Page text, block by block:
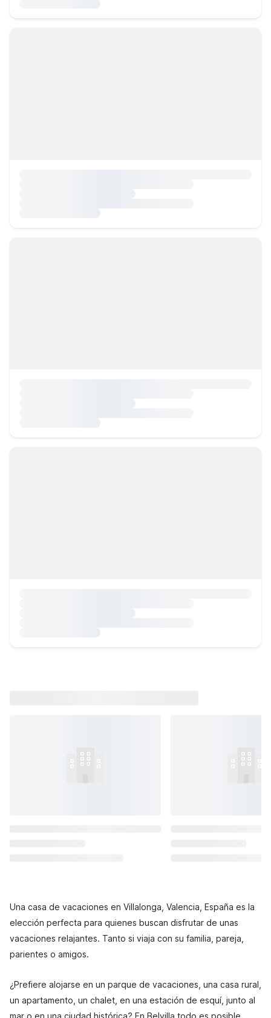
Una casa de vacaciones en Villalonga, Valencia, España es la
elección perfecta para quienes buscan disfrutar de unas
vacaciones relajantes. Tanto si viaja con su familia, pareja,
parientes o amigos.
¿Prefiere alojarse en un parque de vacaciones, una casa rural,
un apartamento, un chalet, en una estación de esquí, junto al
mar o en una ciudad histórica? En Belvilla todo es posible.